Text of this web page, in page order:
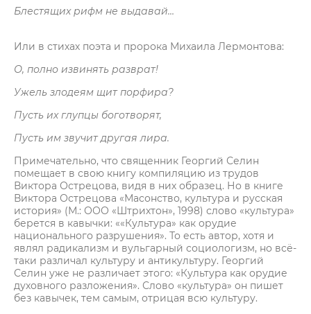
Блестящих рифм не выдавай…
Или в стихах поэта и пророка Михаила Лермонтова:
О, полно извинять разврат!
Ужель злодеям щит порфира?
Пусть их глупцы боготворят,
Пусть им звучит другая лира.
Примечательно, что священник Георгий Селин
помещает в свою книгу компиляцию из трудов
Виктора Острецова, видя в них образец. Но в книге
Виктора Острецова «Масонство, культура и русская
история» (М.: ООО «Штрихтон», 1998) слово «культура»
берется в кавычки: ««Культура» как орудие
национального разрушения». То есть автор, хотя и
являл радикализм и вульгарный социологизм, но всё-
таки различал культуру и антикультуру. Георгий
Селин уже не различает этого: «Культура как орудие
духовного разложения». Слово «культура» он пишет
без кавычек, тем самым, отрицая всю культуру.